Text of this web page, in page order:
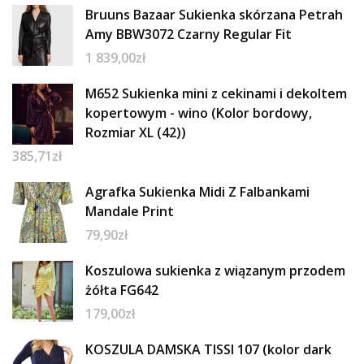
Bruuns Bazaar Sukienka skórzana Petrah
Amy BBW3072 Czarny Regular Fit
1 839,00zł
M652 Sukienka mini z cekinami i dekoltem
kopertowym - wino (Kolor bordowy,
Rozmiar XL (42))
385,71zł
Agrafka Sukienka Midi Z Falbankami
Mandale Print
79,90zł
Koszulowa sukienka z wiązanym przodem
żółta FG642
179,00zł
KOSZULA DAMSKA TISSI 107 (kolor dark